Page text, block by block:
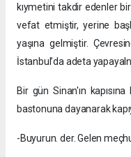
kıymetini takdir edenler
vefat etmiştir, yerine
yaşına gelmiştir.
İstanbul’da adeta
Bir gün Sinan'ın
bastonuna dayanarak
-Buyurun. der. Gelen